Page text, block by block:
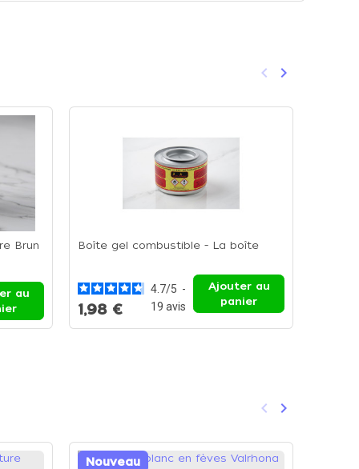
Précédent
keyboard_arrow_left Suivant
keyboard_arrow_right
Brun
au
Boîte gel combustible - La boîte
4.7/5 -
19 avis
1,98 €
Ajouter au
panier
Précédent
keyboard_arrow_left Suivant
keyboard_arrow_right
Nouveau